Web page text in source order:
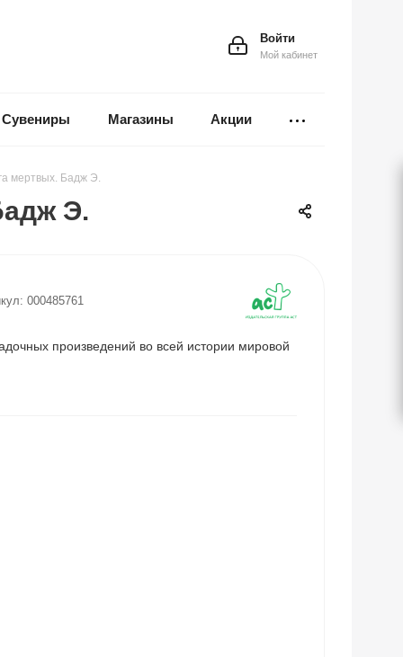
Войти
Мой кабинет
Сувениры Магазины Акции
мертвых. Бадж Э.
Э.
000485761
произведений во всей истории мировой